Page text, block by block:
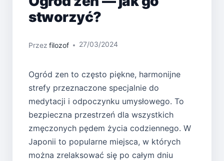
stworzyć?
Przez filozof 27/03/2024
Ogród zen to często piękne, harmonijne
strefy przeznaczone specjalnie do
medytacji i odpoczynku umysłowego. To
bezpieczna przestrzeń dla wszystkich
zmęczonych pędem życia codziennego. W
Japonii to popularne miejsca, w których
można zrelaksować się po całym dniu